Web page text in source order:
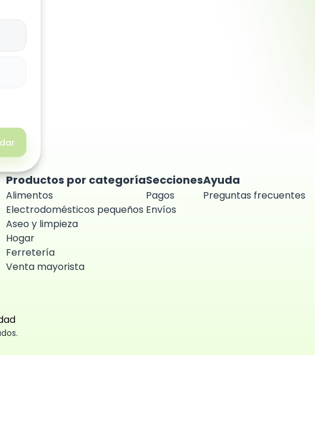
Productos por categoría
Alimentos
Electrodomésticos pequeños
Aseo y limpieza
Hogar
Ferretería
Venta mayorista
Secciones
Pagos
Envíos
Ayuda
Preguntas frecuentes